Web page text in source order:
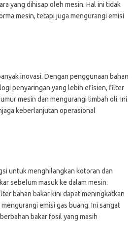
yang dihisap oleh mesin. Hal ini tidak
mesin, tetapi juga mengurangi emisi
inovasi. Dengan penggunaan bahan
penyaringan yang lebih efisien, filter
mesin dan mengurangi limbah oli. Ini
keberlanjutan operasional
untuk menghilangkan kotoran dan
sebelum masuk ke dalam mesin.
bahan bakar kini dapat meningkatkan
emisi gas buang. Ini sangat
bakar fosil yang masih